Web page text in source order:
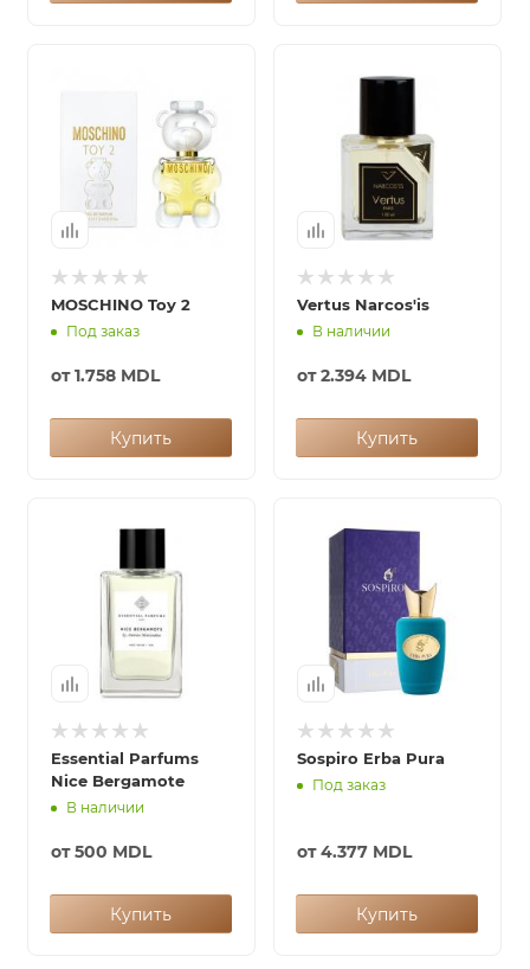
MOSCHINO Toy 2
Под заказ
от1.758 MDL
Купить
Vertus Narcos'is
В наличии
от2.394 MDL
Купить
Essential Parfums
Nice Bergamote
В наличии
от500 MDL
Купить
Sospiro Erba Pura
Под заказ
от4.377 MDL
Купить